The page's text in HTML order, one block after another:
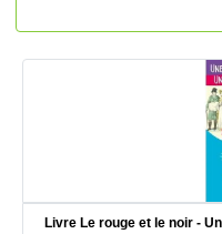
Livre Le rouge et le noir -